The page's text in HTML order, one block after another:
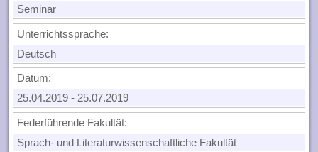
Seminar
Unterrichtssprache:
Deutsch
Datum:
25.04.2019 - 25.07.2019
Federführende Fakultät:
Sprach- und Literaturwissenschaftliche Fakultät